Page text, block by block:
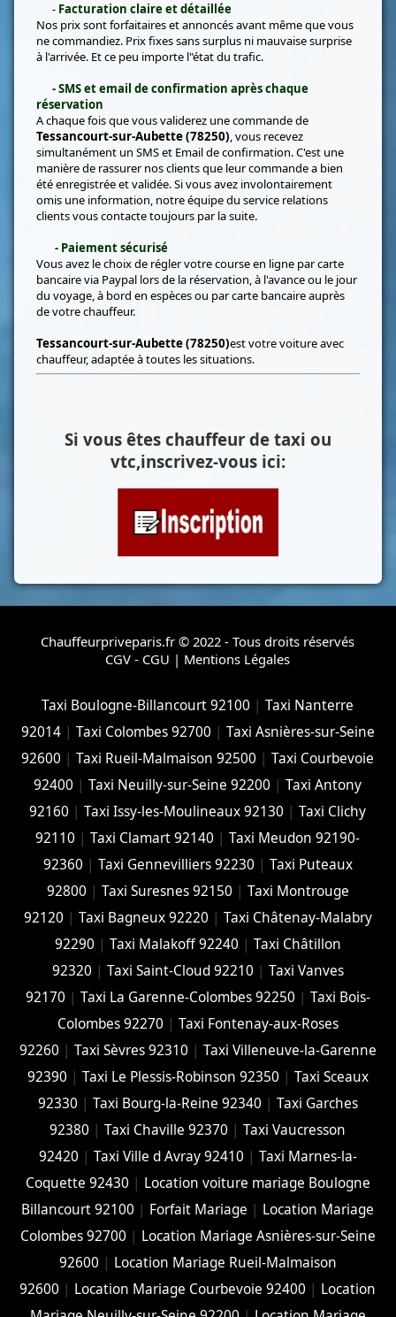
- Facturation claire et détaillée
Nos prix sont forfaitaires et annoncés avant même que vous
ne commandiez. Prix fixes sans surplus ni mauvaise surprise
à l'arrivée. Et ce peu importe l"état du trafic.
- SMS et email de confirmation après chaque
réservation
A chaque fois que vous validerez une commande de
Tessancourt-sur-Aubette (78250), vous recevez
simultanément un SMS et Email de confirmation. C'est une
manière de rassurer nos clients que leur commande a bien
été enregistrée et validée. Si vous avez involontairement
omis une information, notre équipe du service relations
clients vous contacte toujours par la suite.
- Paiement sécurisé
Vous avez le choix de régler votre course en ligne par carte
bancaire via Paypal lors de la réservation, à l'avance ou le jour
du voyage, à bord en espèces ou par carte bancaire auprès
de votre chauffeur.
Tessancourt-sur-Aubette (78250)est votre voiture avec
chauffeur, adaptée à toutes les situations.
Si vous êtes chauffeur de taxi ou
vtc,inscrivez-vous ici:
Chauffeurpriveparis.fr © 2022 - Tous droits réservés
CGV - CGU | Mentions Légales
Taxi Boulogne-Billancourt 92100 |Taxi Nanterre
92014| Taxi Colombes 92700 | Taxi Asnières-sur-Seine
92600 |Taxi Rueil-Malmaison 92500 |Taxi Courbevoie
92400 |Taxi Neuilly-sur-Seine 92200 |Taxi Antony
92160 |Taxi Issy-les-Moulineaux 92130 |Taxi Clichy
92110 |Taxi Clamart 92140 |Taxi Meudon 92190-
92360 | Taxi Gennevilliers 92230 | Taxi Puteaux
92800 | Taxi Suresnes 92150 | Taxi Montrouge
92120 | Taxi Bagneux 92220 | Taxi Châtenay-Malabry
92290 | Taxi Malakoff 92240 | Taxi Châtillon
92320 | Taxi Saint-Cloud 92210 | Taxi Vanves
92170 | Taxi La Garenne-Colombes 92250 | Taxi Bois-
Colombes 92270 | Taxi Fontenay-aux-Roses
92260 | Taxi Sèvres 92310 | Taxi Villeneuve-la-Garenne
92390 | Taxi Le Plessis-Robinson 92350 | Taxi Sceaux
92330 | Taxi Bourg-la-Reine 92340 | Taxi Garches
92380 |Taxi Chaville 92370 |Taxi Vaucresson
92420 | Taxi Ville d Avray 92410 | Taxi Marnes-la-
Coquette 92430 | Location voiture mariage Boulogne
Billancourt 92100 | Forfait Mariage | Location Mariage
Colombes 92700 | Location Mariage Asnières-sur-Seine
92600 | Location Mariage Rueil-Malmaison
92600 | Location Mariage Courbevoie 92400 | Location